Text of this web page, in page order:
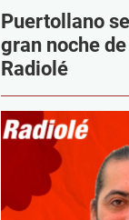
Puertollano
gran noche
Radiolé